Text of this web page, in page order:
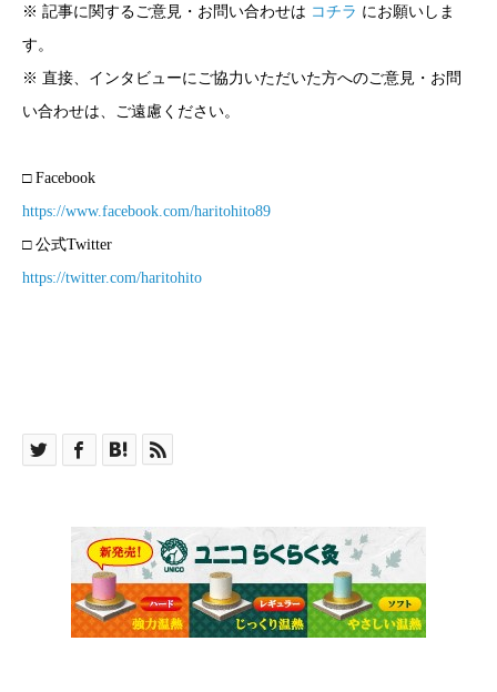
※ 記事に関するご意見・お問い合わせは コチラ にお願いしま
す。
※ 直接、インタビューにご協力いただいた方へのご意見・お問
い合わせは、ご遠慮ください。
□ Facebook
https://www.facebook.com/haritohito89
□ 公式Twitter
https://twitter.com/haritohito